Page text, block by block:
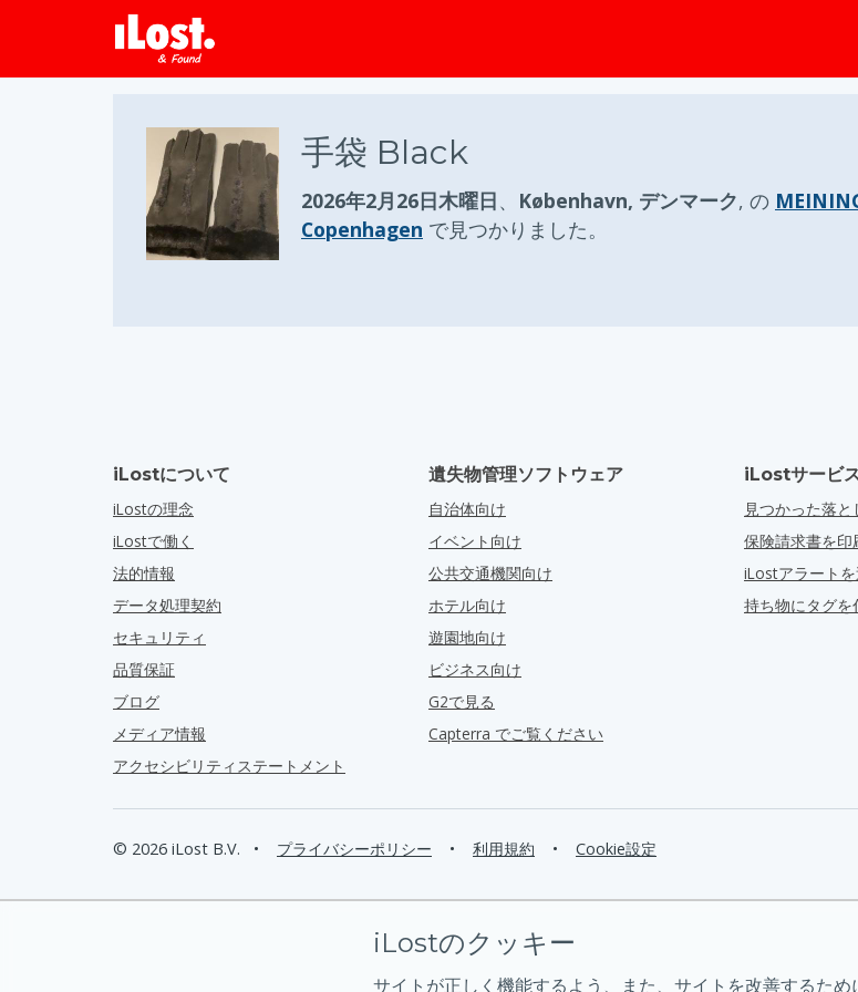
手袋 Black
2026年2月26日木曜日、 København, デンマーク, の
Copenhagen で見つかりました。
iLostについて
iLostの理念
iLostで働く
法的情報
データ処理契約
セキュリティ
品質保証
ブログ
メディア情報
アクセシビリティステートメント
遺失物管理ソフトウェア
自治体向け
イベント向け
公共交通機関向け
ホテル向け
遊園地向け
ビジネス向け
G2で見る
Capterra でご覧ください
iLostサービ
見つかった落
保険請求書を印
iLostアラート
持ち物にタグを
© 2026 iLost B.V. • プライバシーポリシー • 利用規約 • Cookie設定
iLostのクッキー
サイトが正しく機能するよう、また、サイトを改善するため